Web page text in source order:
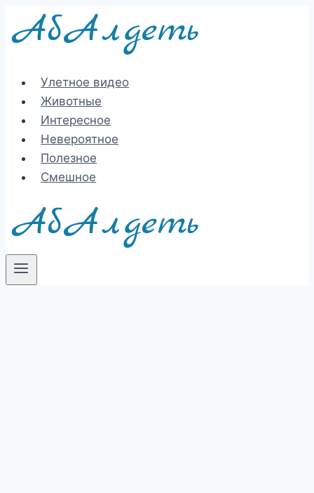
Перейти
Улетное видео
Животные
Интересное
Невероятное
Полезное
Смешное